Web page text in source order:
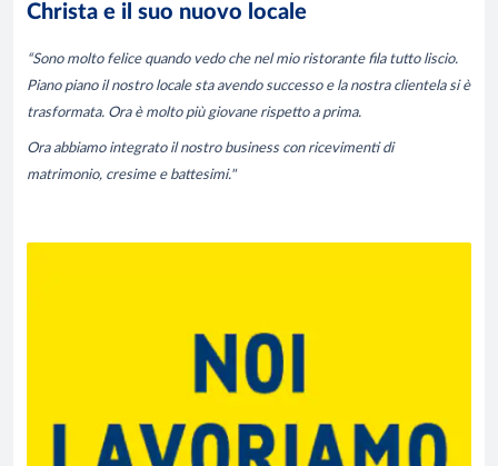
Christa e il suo nuovo locale
“Sono molto felice quando vedo che nel mio ristorante fila tutto liscio.
Piano piano il nostro locale sta avendo successo e la nostra clientela si è
trasformata. Ora è molto più giovane rispetto a prima.
Ora abbiamo integrato il nostro business con ricevimenti di
matrimonio, cresime e battesimi."